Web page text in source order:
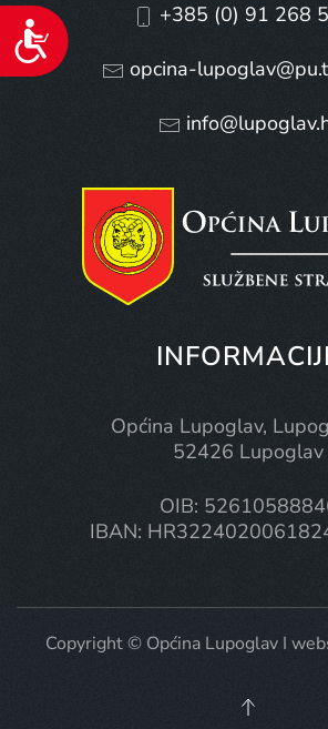
Pristupačnost
+385 (0) 91 268
opcina-
Općina Lupoglav,
52426 Lupoglav
OIB:
IBAN:
Copyright © Općina Lupoglav I